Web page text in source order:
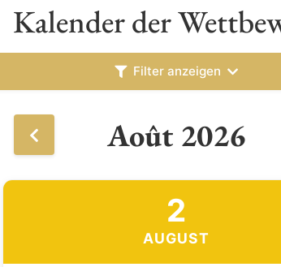
Kalender der
Filter anzeigen
Août 2026
2
AUGUST